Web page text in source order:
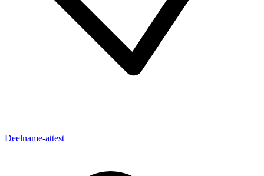
Deelname-attest